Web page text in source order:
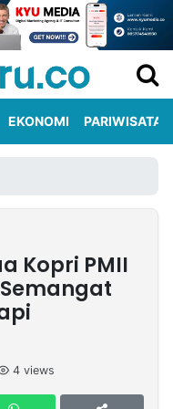
EKONOMI PARIWISATA
Kopri PMII
4 views